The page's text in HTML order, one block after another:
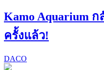
Kamo Aquarium
ครั้งแล้ว!
DACO